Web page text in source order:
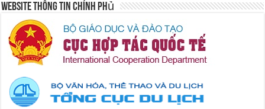
Website Thông Tin Chính Phủ